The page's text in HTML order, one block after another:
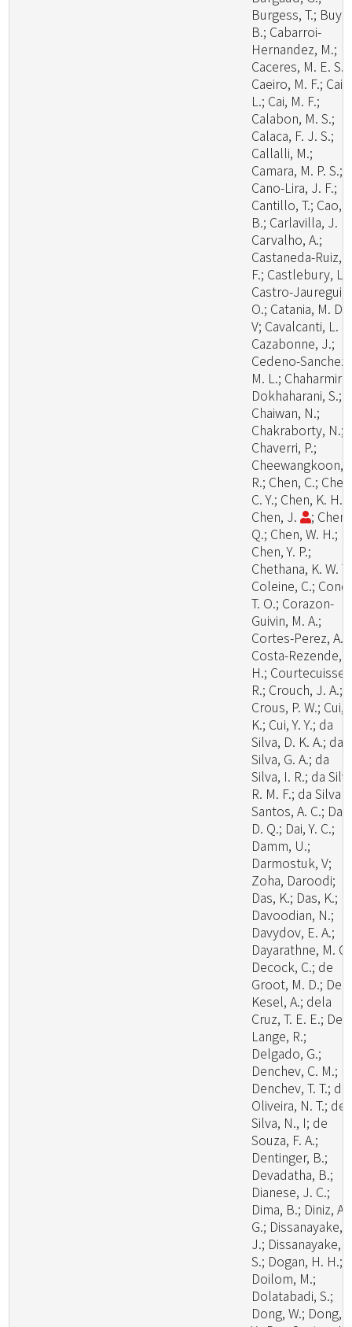
Burgess, T.;
B.; Cabarroi-
Hernandez, M.;
Caceres, M. E. S.;
Caeiro, M. F.; Cai,
L.; Cai, M. F.;
Calabon, M. S.;
Calaca, F. J. S.;
Callalli, M.;
Camara, M. P. S.;
Cano-Lira, J. F.;
Cantillo, T.; Cao,
B.; Carlavilla, J.
Carvalho, A.;
Castaneda-Ruiz,
F.; Castlebury, L.;
Castro-Jauregui,
O.; Catania, M. D.,
V; Cavalcanti, L.
Cazabonne, J.;
Cedeno-Sanchez,
M. L.; Chaharmiri-
Dokhaharani, S.;
Chaiwan, N.;
Chakraborty, N.;
Chaverri, P.;
Cheewangkoon,
R.; Chen, C.;
C. Y.; Chen, K. H.;
Chen, J.
; Chen,
Q.; Chen, W. H.;
Chen, Y. P.;
Chethana, K. W.
Coleine, C.;
T. O.; Corazon-
Guivin, M. A.;
Cortes-Perez, A.;
Costa-Rezende,
H.; Courtecuisse,
R.; Crouch, J. A.;
Crous, P. W.; Cui,
K.; Cui, Y. Y.; da
Silva, D. K. A.; da
Silva, G. A.; da
Silva, I. R.; da
R. M. F.; da Silva
Santos, A. C.; Dai,
D. Q.; Dai, Y. C.;
Damm, U.;
Darmostuk, V;
Zoha, Daroodi;
Das, K.; Das, K.;
Davoodian, N.;
Davydov, E. A.;
Dayarathne, M.
Decock, C.; de
Groot, M. D.; De
Kesel, A.; dela
Cruz, T. E. E.; De
Lange, R.;
Delgado, G.;
Denchev, C. M.;
Denchev, T. T.; de
Oliveira, N. T.; de
Silva, N., I; de
Souza, F. A.;
Dentinger, B.;
Devadatha, B.;
Dianese, J. C.;
Dima, B.; Diniz, A.
G.; Dissanayake,
J.; Dissanayake,
S.; Dogan, H. H.;
Doilom, M.;
Dolatabadi, S.;
Dong, W.; Dong,